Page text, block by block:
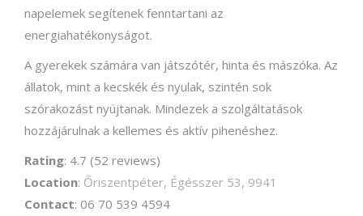
napelemek segítenek fenntartani az
energiahatékonyságot.
A gyerekek számára van játszótér, hinta és mászóka. Az
állatok, mint a kecskék és nyulak, szintén sok
szórakozást nyújtanak. Mindezek a szolgáltatások
hozzájárulnak a kellemes és aktív pihenéshez.
Rating: 4.7 (52 reviews)
Location: Őriszentpéter, Égésszer 53, 9941
Contact: 06 70 539 4594